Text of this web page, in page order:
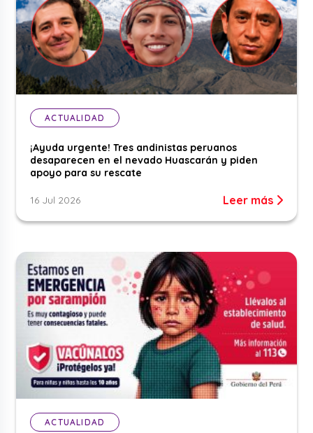
ACTUALIDAD
¡Ayuda urgente! Tres andinistas peruanos
desaparecen en el nevado Huascarán y piden
apoyo para su rescate
16 Jul 2026 Leer más
ACTUALIDAD